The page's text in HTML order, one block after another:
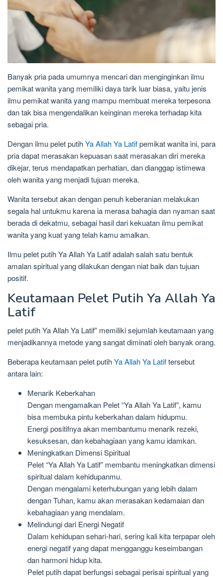
Banyak pria pada umumnya mencari dan menginginkan ilmu
pemikat wanita yang memiliki daya tarik luar biasa, yaitu jenis
ilmu pemikat wanita yang mampu membuat mereka terpesona
dan tak bisa mengendalikan keinginan mereka terhadap kita
sebagai pria.
Dengan ilmu pelet putihYa Allah Ya Latifpemikat wanita ini, para
pria dapat merasakan kepuasan saat merasakan diri mereka
dikejar, terus mendapatkan perhatian, dan dianggap istimewa
oleh wanita yang menjadi tujuan mereka.
Wanita tersebut akan dengan penuh keberanian melakukan
segala hal untukmu karena ia merasa bahagia dan nyaman saat
berada di dekatmu, sebagai hasil dari kekuatan ilmu pemikat
wanita yang kuat yang telah kamu amalkan.
Ilmu pelet putih Ya Allah Ya Latif adalah salah satu bentuk
amalan spiritual yang dilakukan dengan niat baik dan tujuan
positif.
Keutamaan Pelet Putih Ya Allah Ya
Latif
pelet putih Ya Allah Ya Latif” memiliki sejumlah keutamaan yang
menjadikannya metode yang sangat diminati oleh banyak orang.
Beberapa keutamaan pelet putihYa Allah Ya Latiftersebut
antara lain:
Menarik Keberkahan
Dengan mengamalkan Pelet “Ya Allah Ya Latif”, kamu
bisa membuka pintu keberkahan dalam hidupmu.
Energi positifnya akan membantumu menarik rezeki,
kesuksesan, dan kebahagiaan yang kamu idamkan.
Meningkatkan Dimensi Spiritual
Pelet “Ya Allah Ya Latif” membantu meningkatkan dimensi
spiritual dalam kehidupanmu.
Dengan mengalami keterhubungan yang lebih dalam
dengan Tuhan, kamu akan merasakan kedamaian dan
kebahagiaan yang mendalam.
Melindungi dari Energi Negatif
Dalam kehidupan sehari-hari, sering kali kita terpapar oleh
energi negatif yang dapat mengganggu keseimbangan
dan harmoni hidup kita.
Pelet putih dapat berfungsi sebagai perisai spiritual yang